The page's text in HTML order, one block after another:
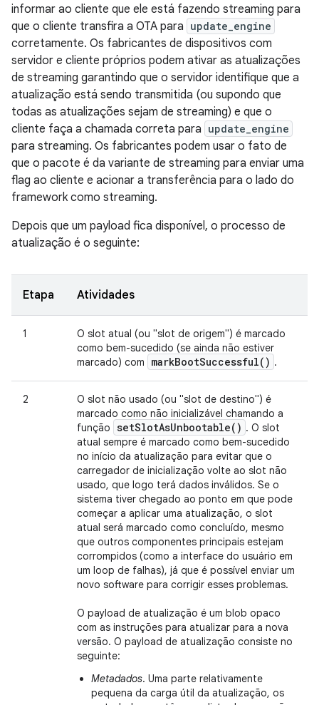
informar ao cliente que ele está fazendo streaming para
que o cliente transfira a OTA para update_engine
corretamente. Os fabricantes de dispositivos com
servidor e cliente próprios podem ativar as atualizações
de streaming garantindo que o servidor identifique que a
atualização está sendo transmitida (ou supondo que
todas as atualizações sejam de streaming) e que o
cliente faça a chamada correta para update_engine
para streaming. Os fabricantes podem usar o fato de
que o pacote é da variante de streaming para enviar uma
flag ao cliente e acionar a transferência para o lado do
framework como streaming.
Depois que um payload fica disponível, o processo de
atualização é o seguinte:
Etapa Atividades
1
O slot atual (ou "slot de origem") é marcado
como bem-sucedido (se ainda não estiver
marcado) com
markBootSuccessful( ) .
2
O slot não usado (ou "slot de destino") é
marcado como não inicializável chamando a
função setSlotAsUnbootable( ) . O slot
atual sempre é marcado como bem-sucedido
no início da atualização para evitar que o
carregador de inicialização volte ao slot não
usado, que logo terá dados inválidos. Se o
sistema tiver chegado ao ponto em que pode
começar a aplicar uma atualização, o slot
atual será marcado como concluído, mesmo
que outros componentes principais estejam
corrompidos (como a interface do usuário em
um loop de falhas), já que é possível enviar um
novo software para corrigir esses problemas.
O payload de atualização é um blob opaco
com as instruções para atualizar para a nova
versão. O payload de atualização consiste no
seguinte:
Metadados. Uma parte relativamente
pequena da carga útil da atualização, os